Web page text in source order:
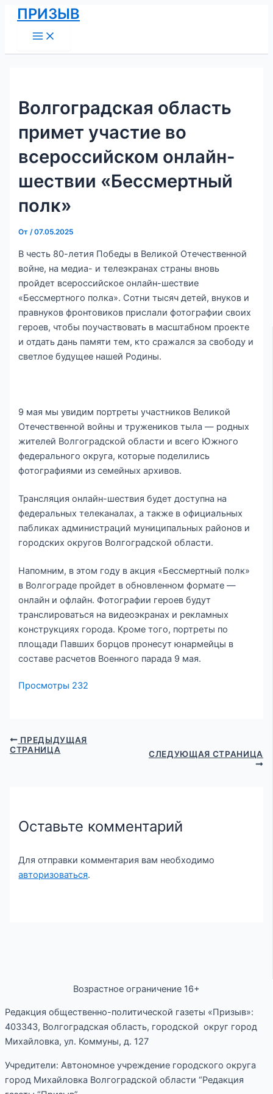
Перейти
содержимому
ПРИЗЫВ
Menu
Волгоградская область
примет участие во
всероссийском онлайн-
шествии «Бессмертный
полк»
От/07.05.2025
В честь 80-летия Победы в Великой Отечественной
войне, на медиа- и телеэкранах страны вновь
пройдет всероссийское онлайн-шествие
«Бессмертного полка». Сотни тысяч детей, внуков и
правнуков фронтовиков прислали фотографии своих
героев, чтобы поучаствовать в масштабном проекте
и отдать дань памяти тем, кто сражался за свободу и
светлое будущее нашей Родины.
9 мая мы увидим портреты участников Великой
Отечественной войны и тружеников тыла — родных
жителей Волгоградской области и всего Южного
федерального округа, которые поделились
фотографиями из семейных архивов.
Трансляция онлайн-шествия будет доступна на
федеральных телеканалах, а также в официальных
пабликах администраций муниципальных районов и
городских округов Волгоградской области.
Напомним, в этом году в акция «Бессмертный полк»
в Волгограде пройдет в обновленном формате —
онлайн и офлайн. Фотографии героев будут
транслироваться на видеоэкранах и рекламных
конструкциях города. Кроме того, портреты по
площади Павших борцов пронесут юнармейцы в
составе расчетов Военного парада 9 мая.
Просмотры 232
Навигация
по
записям
ПРЕДЫДУЩАЯ
СТРАНИЦА
СЛЕДУЮЩАЯ СТРАНИЦА
Оставьте комментарий
Для отправки комментария вам необходимо
авторизоваться.
Возрастное ограничение 16+
Редакция общественно-политической газеты «Призыв»:
403343, Волгоградская область, городской округ город
Михайловка, ул. Коммуны, д. 127
Учредители: Автономное учреждение городского округа
город Михайловка Волгоградской области “Редакция